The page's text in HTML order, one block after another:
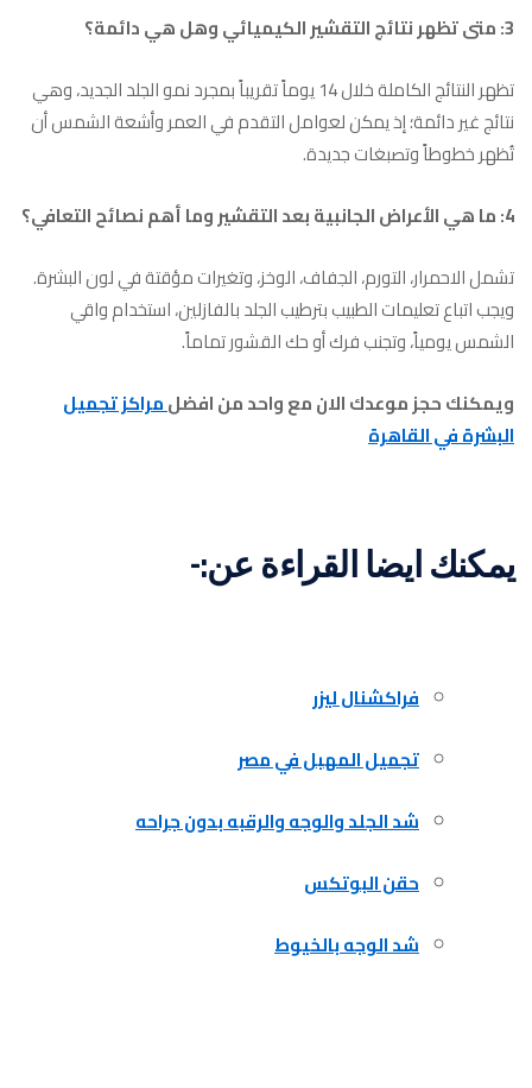
3: متى تظهر نتائج التقشير الكيميائي وهل هي دائمة؟
تظهر النتائج الكاملة خلال 14 يوماً تقريباً بمجرد نمو الجلد الجديد، وهي
نتائج غير دائمة؛ إذ يمكن لعوامل التقدم في العمر وأشعة الشمس أن
تُظهر خطوطاً وتصبغات جديدة.
4: ما هي الأعراض الجانبية بعد التقشير وما أهم نصائح التعافي؟
تشمل الاحمرار، التورم، الجفاف، الوخز، وتغيرات مؤقتة في لون البشرة.
ويجب اتباع تعليمات الطبيب بترطيب الجلد بالفازلين، استخدام واقي
الشمس يومياً، وتجنب فرك أو حك القشور تماماً.
ويمكنك حجز موعدك الان مع واحد من افضلمراكز تجميل
البشرة في القاهرة
يمكنك ايضا القراءة عن:-
فراكشنال ليزر
تجميل المهبل في مصر
شد الجلد والوجه والرقبه بدون جراحه
حقن البوتكس
شد الوجه بالخيوط